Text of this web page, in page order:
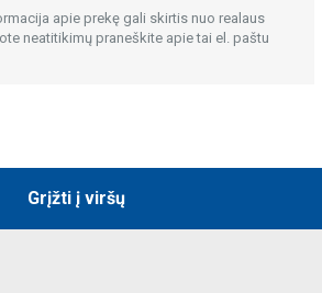
apie prekę gali skirtis nuo realaus
neatitikimų praneškite apie tai el. paštu
Grįžti į viršų